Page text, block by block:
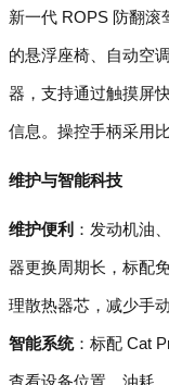
新一代 ROPS 防翻滚
的悬浮座椅、自动空
器，支持通过触摸屏
信息。操控手柄采用
维护与智能科技
维护便利 ：发动机油
器更换周期长，标配
理散热器芯，减少手
智能系统：标配 Cat
查看设备位置、油耗